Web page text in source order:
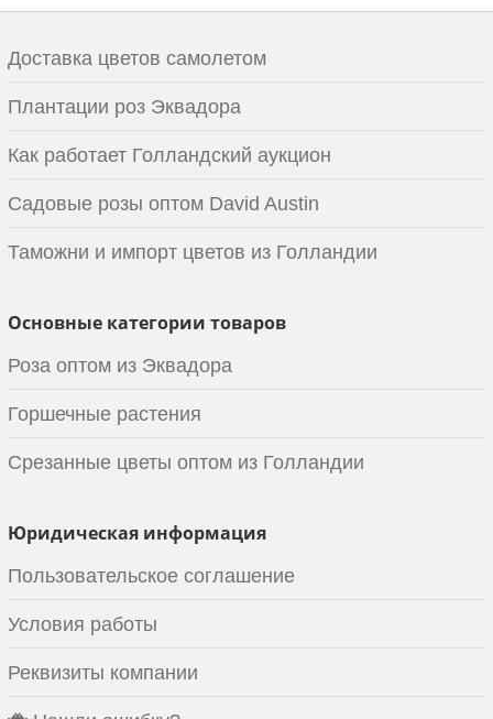
Доставка цветов самолетом
Плантации роз Эквадора
Как работает Голландский аукцион
Садовые розы оптом David Austin
Таможни и импорт цветов из Голландии
Основные категории товаров
Роза оптом из Эквадора
Горшечные растения
Срезанные цветы оптом из Голландии
Юридическая информация
Пользовательское соглашение
Условия работы
Реквизиты компании